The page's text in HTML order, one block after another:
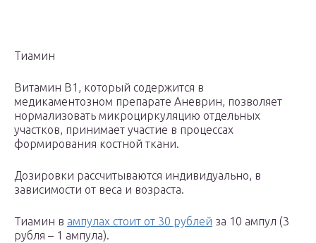
Тиамин
Витамин В1, который содержится в
медикаментозном препарате Аневрин, позволяет
нормализовать микроциркуляцию отдельных
участков, принимает участие в процессах
формирования костной ткани.
Дозировки рассчитываются индивидуально, в
зависимости от веса и возраста.
Тиамин в ампулах стоит от 30 рублей за 10 ампул (3
рубля – 1 ампула).